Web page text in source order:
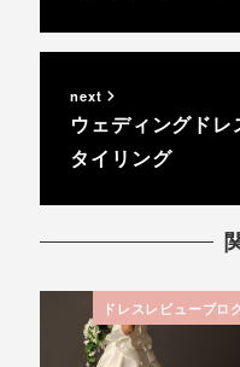
next
ウェディングド
タイリング
ドレスレビューブロ